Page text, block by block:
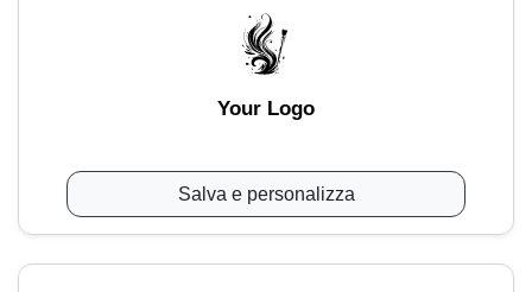
Your Logo
Salva e personalizza